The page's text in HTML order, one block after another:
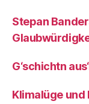
Stepan
G‘schichtn
Klimalüge und